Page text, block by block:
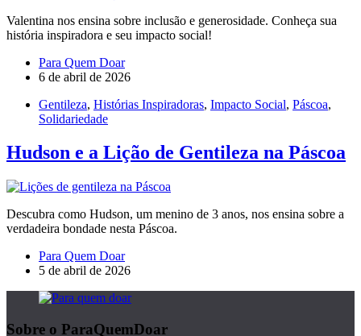
Valentina nos ensina sobre inclusão e generosidade. Conheça sua
história inspiradora e seu impacto social!
Para Quem Doar
6 de abril de 2026
Gentileza, Histórias Inspiradoras, Impacto Social, Páscoa,
Solidariedade
Hudson e a Lição de Gentileza na Páscoa
Descubra como Hudson, um menino de 3 anos, nos ensina sobre a
verdadeira bondade nesta Páscoa.
Para Quem Doar
5 de abril de 2026
Sobre o ParaQuemDoar